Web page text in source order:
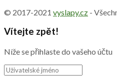
© 2017-2021 vyslapy.cz -
Vítejte zpět!
Níže se přihlaste do vašeho účtu